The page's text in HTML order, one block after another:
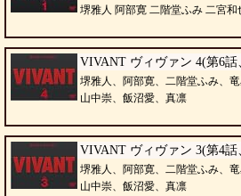
堺雅人 阿部寛 二階堂ふみ 二宮和
VIVANT ヴィヴァン 4(第6
堺雅人、阿部寛、二階堂ふみ、
山中崇、飯沼愛、真凛
VIVANT ヴィヴァン 3(第4
堺雅人、阿部寛、二階堂ふみ、
山中崇、飯沼愛、真凛